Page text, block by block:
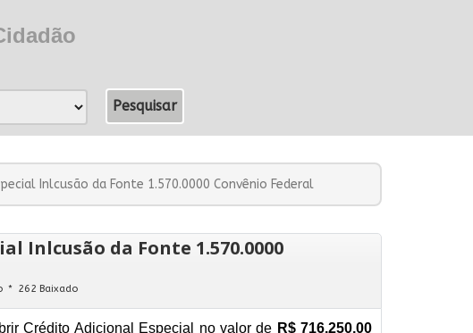
Inlcusão da Fonte 1.570.0000 Convênio Federal
Inlcusão da Fonte 1.570.0000
262 Baixado
Crédito Adicional Especial no valor de R$ 716.250,00